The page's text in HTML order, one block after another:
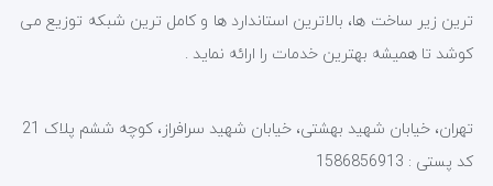
ترین زیر ساخت ها، بالاترین استاندارد ها و کامل ترین شبکه توزیع می
کوشد تا همیشه بهترین خدمات را ارائه نماید .
تهران، خیابان شهید بهشتی، خیابان شهید سرافراز، کوچه ششم پلاک 21
کد پستی : 1586856913